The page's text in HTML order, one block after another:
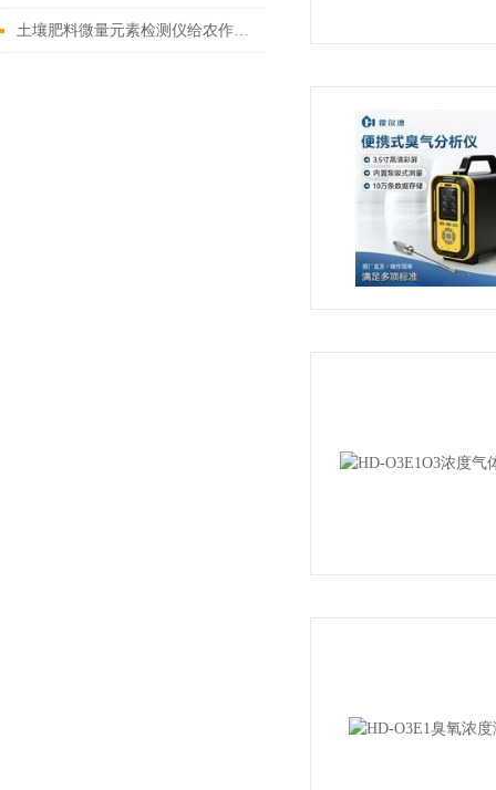
土壤肥料微量元素检测仪给农作物提供一个健康的生长环境